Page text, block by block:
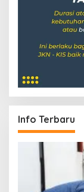
Info Terbaru